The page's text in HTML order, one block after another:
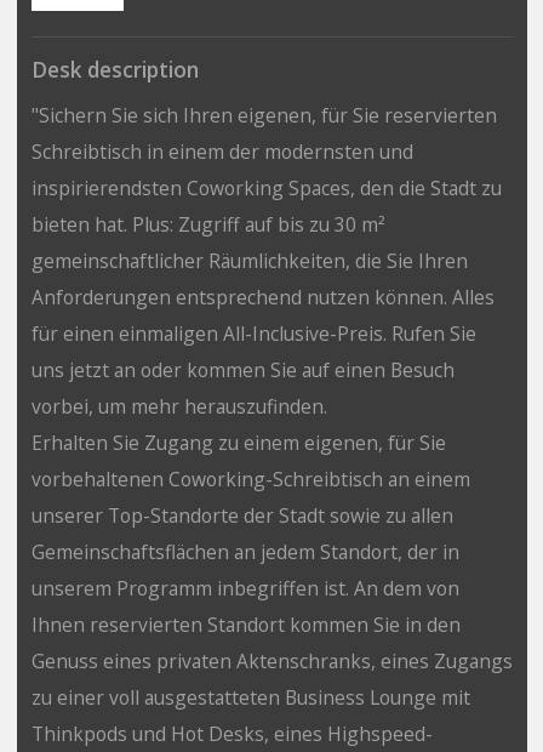
Desk description
"Sichern Sie sich Ihren eigenen, für Sie reservierten
Schreibtisch in einem der modernsten und
inspirierendsten Coworking Spaces, den die Stadt zu
bieten hat. Plus: Zugriff auf bis zu 30 m²
gemeinschaftlicher Räumlichkeiten, die Sie Ihren
Anforderungen entsprechend nutzen können. Alles
für einen einmaligen All-Inclusive-Preis. Rufen Sie
uns jetzt an oder kommen Sie auf einen Besuch
vorbei, um mehr herauszufinden.
Erhalten Sie Zugang zu einem eigenen, für Sie
vorbehaltenen Coworking-Schreibtisch an einem
unserer Top-Standorte der Stadt sowie zu allen
Gemeinschaftsflächen an jedem Standort, der in
unserem Programm inbegriffen ist. An dem von
Ihnen reservierten Standort kommen Sie in den
Genuss eines privaten Aktenschranks, eines Zugangs
zu einer voll ausgestatteten Business Lounge mit
Thinkpods und Hot Desks, eines Highspeed-